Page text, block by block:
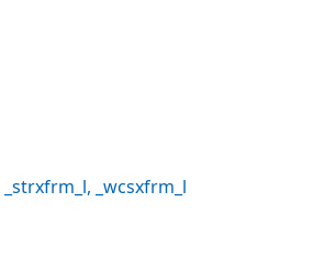
_strxfrm_l, _wcsxfrm_l